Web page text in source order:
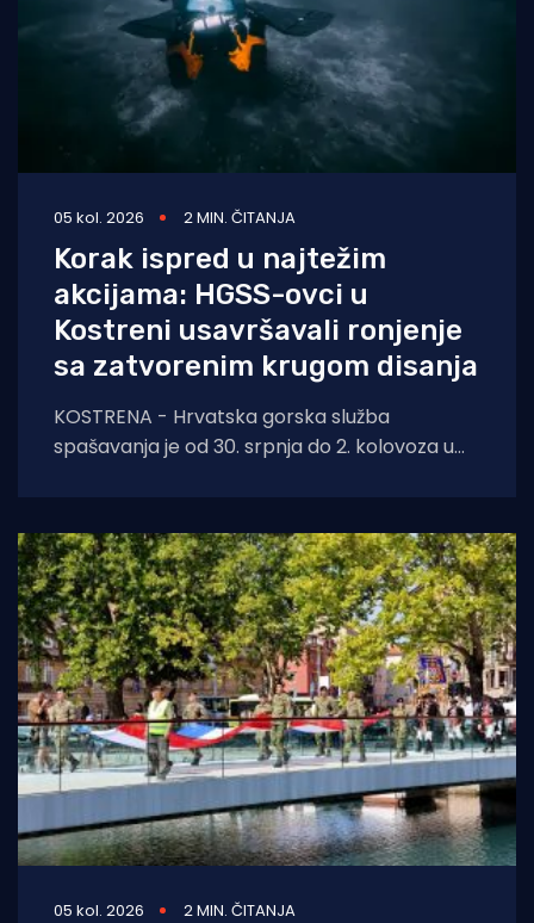
05 kol. 2026 2 MIN. ČITANJA
Korak ispred u najtežim
akcijama: HGSS-ovci u
Kostreni usavršavali ronjenje
sa zatvorenim krugom disanja
KOSTRENA - Hrvatska gorska služba
spašavanja je od 30. srpnja do 2. kolovoza u
05 kol. 2026 2 MIN. ČITANJA